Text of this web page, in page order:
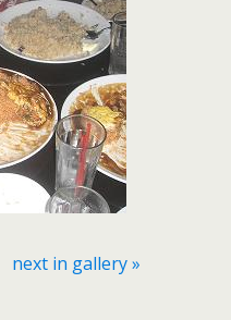
next in gallery »